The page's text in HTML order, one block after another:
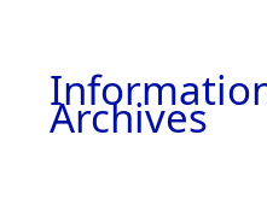
Archives